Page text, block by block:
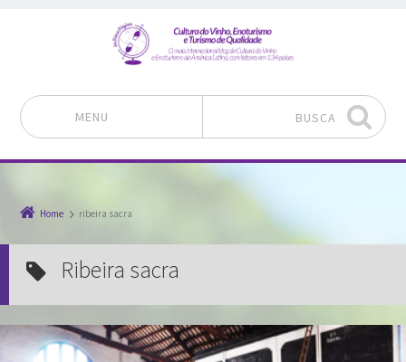
MENU BUSCA
Home ribeira sacra
ribeira sacra